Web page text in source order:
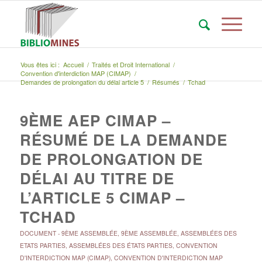
Vous êtes ici : Accueil / Traités et Droit International /
Convention d'interdiction MAP (CIMAP) /
Demandes de prolongation du délai article 5 / Résumés / Tchad
9ÈME AEP CIMAP –
RÉSUMÉ DE LA DEMANDE
DE PROLONGATION DE
DÉLAI AU TITRE DE
L’ARTICLE 5 CIMAP –
TCHAD
DOCUMENT- 9ÈME ASSEMBLÉE, 9ÈME ASSEMBLÉE, ASSEMBLÉES DES
ETATS PARTIES, ASSEMBLÉES DES ÉTATS PARTIES, CONVENTION
D'INTERDICTION MAP (CIMAP), CONVENTION D'INTERDICTION MAP